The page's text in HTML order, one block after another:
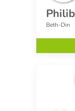
Beth-Din